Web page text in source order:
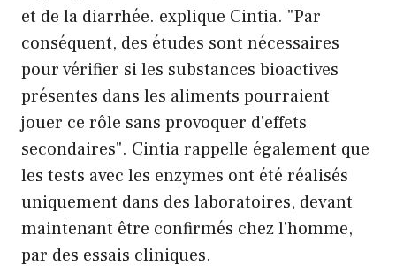
et de la diarrhée. explique Cintia. "Par
conséquent, des études sont nécessaires
pour vérifier si les substances bioactives
présentes dans les aliments pourraient
jouer ce rôle sans provoquer d'effets
secondaires". Cintia rappelle également que
les tests avec les enzymes ont été réalisés
uniquement dans des laboratoires, devant
maintenant être confirmés chez l'homme,
par des essais cliniques.